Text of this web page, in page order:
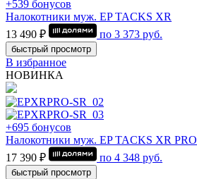
+539 бонусов
Налокотники муж. EP TACKS XR
13 490 ₽
по 3 373 руб.
быстрый просмотр
В избранное
НОВИНКА
+695 бонусов
Налокотники муж. EP TACKS XR PRO
17 390 ₽
по 4 348 руб.
быстрый просмотр